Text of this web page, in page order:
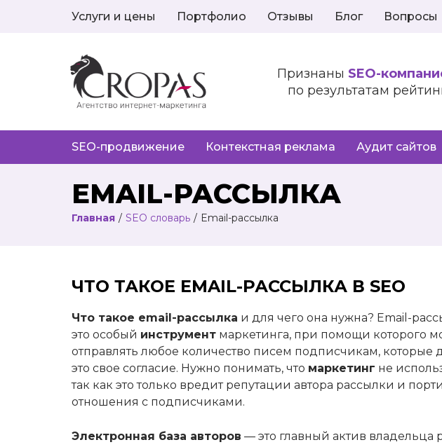
Услуги и цены Портфолио Отзывы Блог Вопросы
Признаны SEO-
по результатам
SEO-продвижение Контекстная реклама Аудит сайтов
EMAIL-РАССЫЛКА
Главная / SEO словарь / Email-рассылка
ЧТО ТАКОЕ EMAIL-РАССЫЛКА В SEO
Что такое email-рассылка и для чего она нужна? Email-
это особый инструмент маркетинга, при помощи которого
отправлять любое количество писем подписчикам, которые
это свое согласие. Нужно понимать, что маркетинг не
так как это только вредит репутации автора рассылки и
отношения с подписчиками.
Электронная база авторов — это главный актив владельца